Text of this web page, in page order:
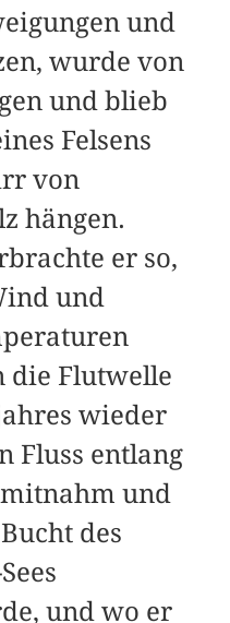
und
wurde von
und blieb
Felsens
von
hängen.
er so,
und
die Flutwelle
wieder
Fluss entlang
und
des
und wo er